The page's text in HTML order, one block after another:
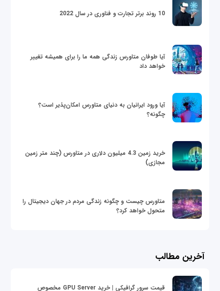
10 روند برتر تجارت و فناوری در سال 2022
آیا طوفان متاورس زندگی همه ما را برای همیشه تغییر
خواهد داد
آیا ورود ایرانیان به دنیای متاورس امکان‌پذیر است؟
چگونه؟
خرید زمین 4.3 میلیون دلاری در متاورس (چند متر زمین
مجازی)
متاورس چیست و چگونه زندگی مردم در جهان دیجیتال را
متحول خواهد کرد؟
آخرین مطالب
قیمت سرور گرافیکی | خرید GPU Server مخصوص